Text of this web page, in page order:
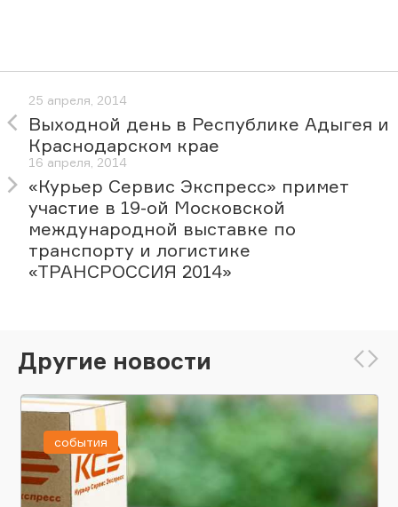
25 апреля, 2014
Выходной день в Республике Адыгея и
Краснодарском крае
16 апреля, 2014
«Курьер Сервис Экспресс» примет
участие в 19-ой Московской
международной выставке по
транспорту и логистике
«ТРАНСРОССИЯ 2014»
Другие новости
события